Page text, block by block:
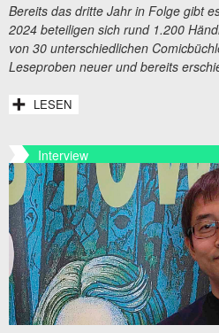
Bereits das dritte Jahr in Folge gibt
2024 beteiligen sich rund 1.200
von 30 unterschiedlichen
Leseproben neuer und bereits
LESEN
Interview